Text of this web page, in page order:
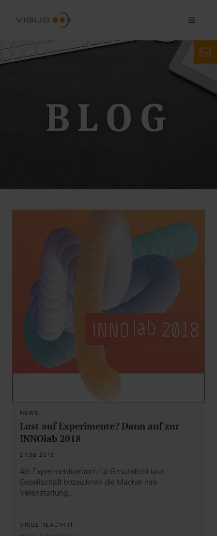
NEWS
Lust auf Experimente? Dann auf zur
INNOlab 2018
27.08.2018
Als Experimentierraum für Gesundheit und
Gesellschaft bezeichnen die Macher ihre
Veranstaltung…
VISUS HEALTH IT